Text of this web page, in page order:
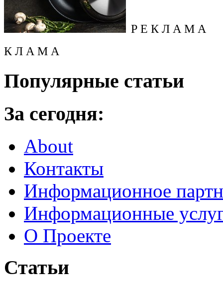
Р Е К Л А М А
К Л А М А
Популярные статьи
За сегодня:
About
Контакты
Информационное
Информационные
О Проекте
Статьи